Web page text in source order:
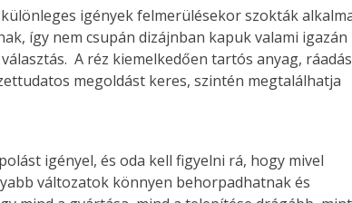
igények felmerülésekor szokták
így nem csupán dizájnban kapuk valami igazán
A réz kiemelkedően tartós anyag,
megoldást keres, szintén megtalálhatja
igényel, és oda kell figyelni rá, hogy mivel
változatok könnyen behorpadhatnak és